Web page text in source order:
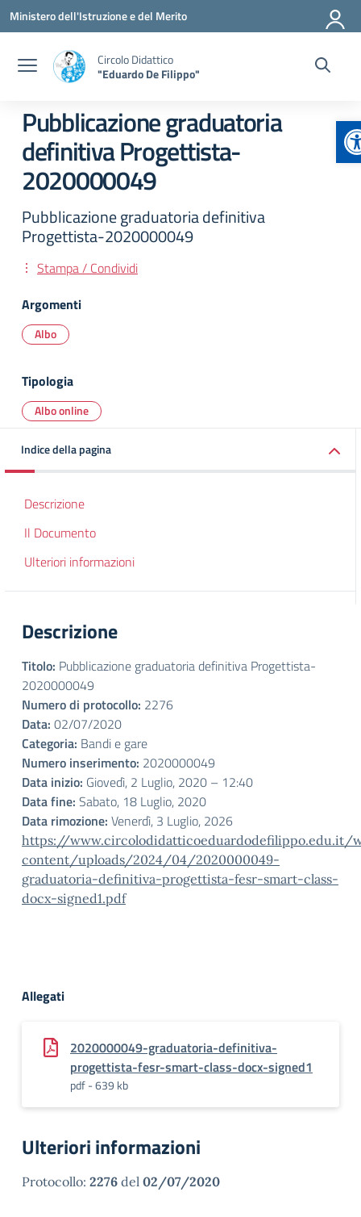
Vai ai contenuti
Vai al menu di navigazione
Vai al footer
Ministero dell'Istruzione e del Merito
Circolo Didattico
"Eduardo De Filippo"
Pubblicazione graduatoria
definitiva Progettista-
2020000049
Pubblicazione graduatoria definitiva
Progettista-2020000049
Stampa / Condividi
Argomenti
Albo
Tipologia
Albo online
Indice della pagina
Descrizione
Il Documento
Ulteriori informazioni
Descrizione
Titolo: Pubblicazione graduatoria definitiva Progettista-
2020000049
Numero di protocollo: 2276
Data: 02/07/2020
Categoria: Bandi e gare
Numero inserimento: 2020000049
Data inizio: Giovedì, 2 Luglio, 2020 – 12:40
Data fine: Sabato, 18 Luglio, 2020
Data rimozione: Venerdì, 3 Luglio, 2026
https://www.circolodidatticoeduardodefilippo.edu.it/
content/uploads/2024/04/2020000049-
graduatoria-definitiva-progettista-fesr-smart-class-
docx-signed1.pdf
Allegati
2020000049-graduatoria-definitiva-
progettista-fesr-smart-class-docx-signed1
pdf - 639 kb
Ulteriori informazioni
Protocollo: 2276 del 02/07/2020